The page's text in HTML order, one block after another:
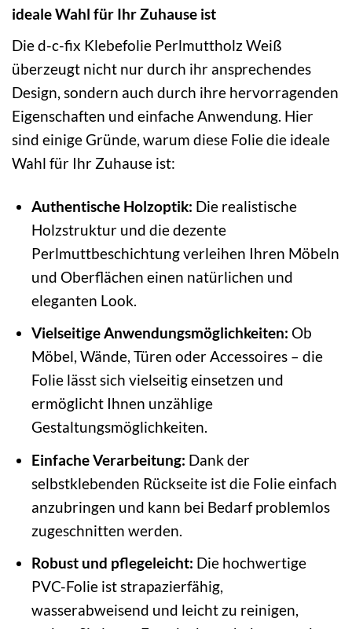
ideale Wahl für Ihr Zuhause ist
Die d-c-fix Klebefolie Perlmuttholz Weiß
überzeugt nicht nur durch ihr ansprechendes
Design, sondern auch durch ihre hervorragenden
Eigenschaften und einfache Anwendung. Hier
sind einige Gründe, warum diese Folie die ideale
Wahl für Ihr Zuhause ist:
Authentische Holzoptik: Die realistische
Holzstruktur und die dezente
Perlmuttbeschichtung verleihen Ihren Möbeln
und Oberflächen einen natürlichen und
eleganten Look.
Vielseitige Anwendungsmöglichkeiten: Ob
Möbel, Wände, Türen oder Accessoires – die
Folie lässt sich vielseitig einsetzen und
ermöglicht Ihnen unzählige
Gestaltungsmöglichkeiten.
Einfache Verarbeitung: Dank der
selbstklebenden Rückseite ist die Folie einfach
anzubringen und kann bei Bedarf problemlos
zugeschnitten werden.
Robust und pflegeleicht: Die hochwertige
PVC-Folie ist strapazierfähig,
wasserabweisend und leicht zu reinigen,